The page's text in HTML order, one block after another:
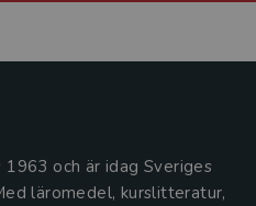
och är idag Sveriges
läromedel, kurslitteratur,